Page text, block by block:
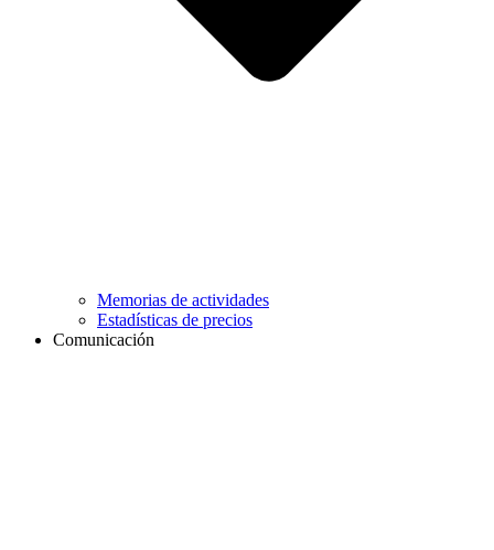
Memorias de actividades
Estadísticas de precios
Comunicación